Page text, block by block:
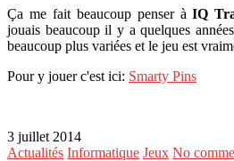
Ça me fait beaucoup penser àIQ
jouais beaucoup il y a quelques
beaucoup plus variées et le jeu est
Pour y jouer c'est ici: Smarty Pins
3 juillet 2014
Actualités Informatique Jeux No